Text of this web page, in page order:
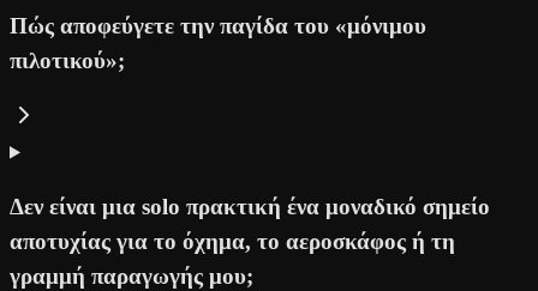
Πώς αποφεύγετε την παγίδα του «μόνιμου
πιλοτικού»;
Δεν είναι μια solo πρακτική ένα μοναδικό σημείο
αποτυχίας για το όχημα, το αεροσκάφος ή τη
γραμμή παραγωγής μου;